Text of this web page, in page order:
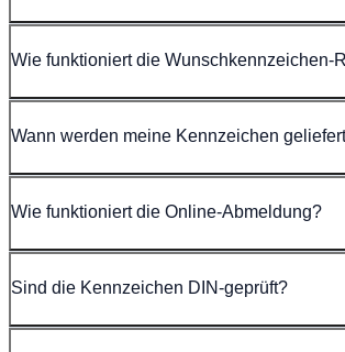
Wie funktioniert die Wunschkennzeichen-
Wann werden meine Kennzeichen
Wie funktioniert die Online-Abmeldung?
Sind die Kennzeichen DIN-geprüft?